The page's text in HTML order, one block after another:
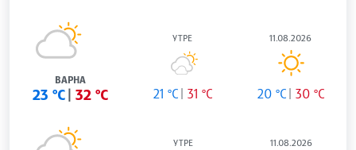
ВАРНА
23 °C 32 °C
УТРЕ
21 °C 31 °C
11.08.2026
20 °C 30 °C
УТРЕ 11.08.2026